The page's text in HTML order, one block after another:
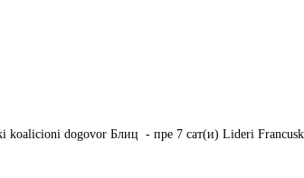
koalicioni dogovor Блиц - ‎пре 7 сат(и)‎ Lideri